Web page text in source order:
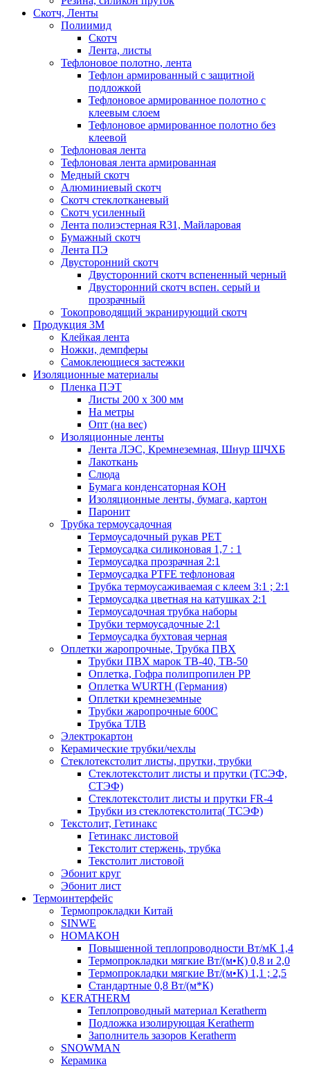
Скотч, Ленты
Полиимид
Скотч
Лента, листы
Тефлоновое полотно, лента
Тефлон армированный с защитной
подложкой
Тефлоновое армированное полотно с
клеевым слоем
Тефлоновое армированное полотно без
клеевой
Тефлоновая лента
Тефлоновая лента армированная
Медный скотч
Алюминиевый скотч
Скотч стеклотканевый
Скотч усиленный
Лента полиэстерная R31, Майларовая
Бумажный скотч
Лента ПЭ
Двусторонний скотч
Двусторонний скотч вспененный черный
Двусторонний скотч вспен. серый и
прозрачный
Токопроводящий экранирующий скотч
Продукция 3M
Клейкая лента
Ножки, демпферы
Самоклеющиеся застежки
Изоляционные материалы
Пленка ПЭТ
Листы 200 х 300 мм
На метры
Опт (на вес)
Изоляционные ленты
Лента ЛЭС, Кремнеземная, Шнур ШЧХБ
Лакоткань
Слюда
Бумага конденсаторная КОН
Изоляционные ленты, бумага, картон
Паронит
Трубка термоусадочная
Термоусадочный рукав PET
Термоусадка силиконовая 1,7 : 1
Термоусадка прозрачная 2:1
Термоусадка PTFE тефлоновая
Трубка термоусаживаемая с клеем 3:1 ; 2:1
Термоусадка цветная на катушках 2:1
Термоусадочная трубка наборы
Трубки термоусадочные 2:1
Термоусадка бухтовая черная
Оплетки жаропрочные, Трубка ПВХ
Трубки ПВХ марок ТВ-40, ТВ-50
Оплетка, Гофра полипропилен PP
Оплетка WURTH (Германия)
Оплетки кремнеземные
Трубки жаропрочные 600С
Трубка ТЛВ
Электрокартон
Керамические трубки/чехлы
Cтеклотекстолит листы, прутки, трубки
Стеклотекстолит листы и прутки (ТСЭФ,
СТЭФ)
Стеклотекстолит листы и прутки FR-4
Трубки из стеклотекстолита( ТСЭФ)
Текстолит, Гетинакс
Гетинакс листовой
Текстолит стержень, трубка
Текстолит листовой
Эбонит круг
Эбонит лист
Термоинтерфейс
Термопрокладки Китай
SINWE
НОМАКОН
Повышенной теплопроводности Вт/мК 1,4
Термопрокладки мягкие Вт/(м•К) 0,8 и 2,0
Термопрокладки мягкие Вт/(м•К) 1,1 ; 2,5
Стандартные 0,8 Вт/(м*К)
KERATHERM
Теплопроводный материал Keratherm
Подложка изолирующая Keratherm
Заполнитель зазоров Keratherm
SNOWMAN
Керамика